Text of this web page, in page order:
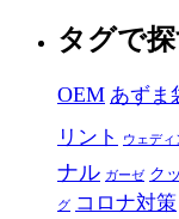
タグで
OEM あずま
リント
ウェディ
ナル ガーゼ ク
グ コロナ対策